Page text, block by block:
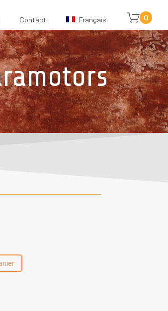
Contact Français 0